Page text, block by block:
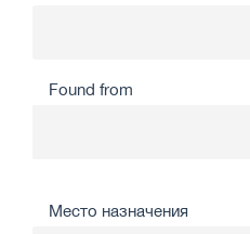
Found from
Место назначения